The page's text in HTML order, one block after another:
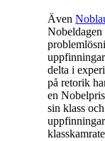
Även
Nobeldagen
delta i
på retorik
en
sin klass